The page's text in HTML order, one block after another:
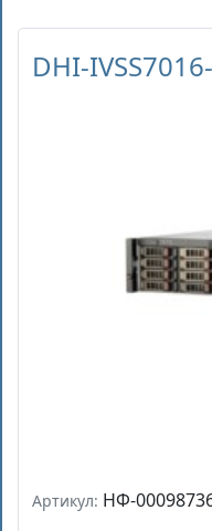
DHI-
Артикул: НФ-